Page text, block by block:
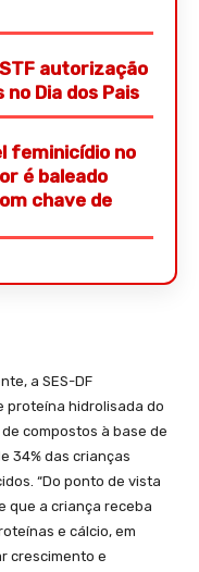
autorização
Dia dos Pais
feminicídio no
é baleado
chave de
a SES-DF
proteína hidrolisada do
compostos à base de
34% das crianças
“Do ponto de vista
que a criança receba
e cálcio, em
crescimento e